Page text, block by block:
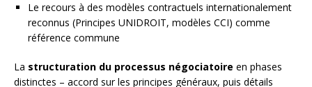
Le recours à des modèles contractuels internationalement
reconnus (Principes UNIDROIT, modèles CCI) comme
référence commune
La structuration du processus négociatoire en phases
distinctes – accord sur les principes généraux, puis détails